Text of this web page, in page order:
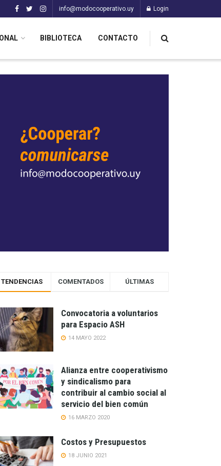
info@modocooperativo.uy Login
BIBLIOTECA CONTACTO
TENDENCIAS COMENTADOS ÚLTIMAS
Convocatoria a voluntarios
para Espacio ASH
14 MAYO 2022
Alianza entre cooperativismo
y sindicalismo para
contribuir al cambio social al
servicio del bien común
16 MARZO 2020
Costos y Presupuestos
18 JUNIO 2021